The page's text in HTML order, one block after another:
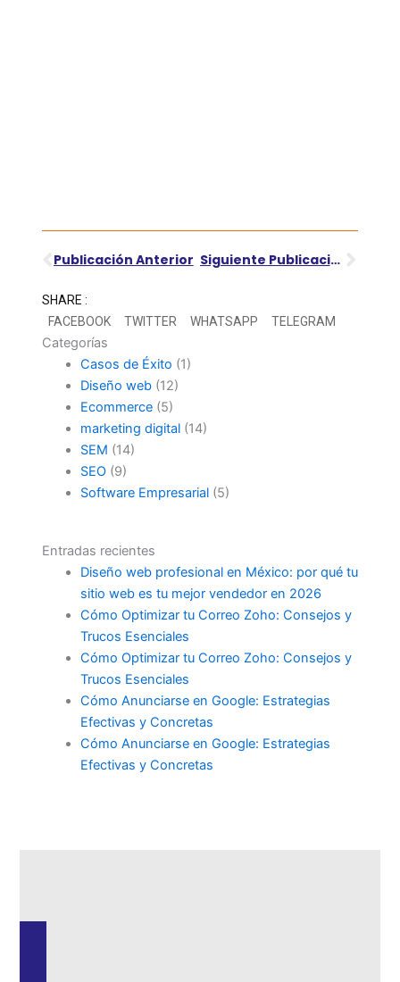
Ant
Publicación Anterior Siguiente Publicación
SHARE :
FACEBOOK
TWITTER WHATSAPP TELEGRAM
Categorías
Casos de Éxito (1)
Diseño web (12)
Ecommerce (5)
marketing digital (14)
SEM (14)
SEO (9)
Software Empresarial (5)
Entradas recientes
Diseño web profesional en México: por qué tu
sitio web es tu mejor vendedor en 2026
Cómo Optimizar tu Correo Zoho: Consejos y
Trucos Esenciales
Cómo Optimizar tu Correo Zoho: Consejos y
Trucos Esenciales
Cómo Anunciarse en Google: Estrategias
Efectivas y Concretas
Cómo Anunciarse en Google: Estrategias
Efectivas y Concretas